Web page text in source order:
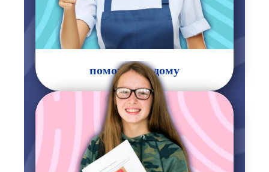
помощь по дому